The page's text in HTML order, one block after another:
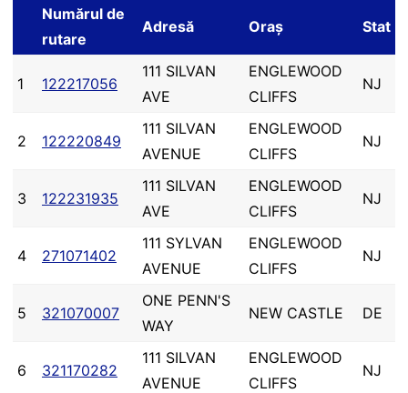
Numărul de
rutare
Adresă Oraș Stat
1 122217056
111 SILVAN
AVE
ENGLEWOOD
CLIFFS
NJ
2 122220849
111 SILVAN
AVENUE
ENGLEWOOD
CLIFFS
NJ
3 122231935
111 SILVAN
AVE
ENGLEWOOD
CLIFFS
NJ
4 271071402
111 SYLVAN
AVENUE
ENGLEWOOD
CLIFFS
NJ
5 321070007
ONE PENN'S
WAY
NEW CASTLE DE
6 321170282
111 SILVAN
AVENUE
ENGLEWOOD
CLIFFS
NJ